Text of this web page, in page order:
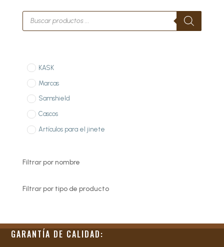
Búsqueda
productos
KASK
Marcas
Samshield
Cascos
Artículos para el jinete
Filtrar por nombre
Filtrar por tipo de producto
GARANTÍA DE CALIDAD: